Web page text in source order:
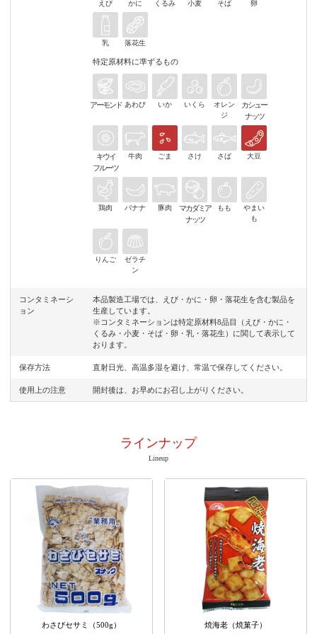
えび かに くるみ 小麦 そば 卵
乳 落花生
特定原材料に準ずるもの
アーモンド あわび いか いくら
オレン
ジ
カシュー
ナッツ
キウイ
フルーツ
牛肉 ごま さけ さば 大豆
鶏肉 バナナ 豚肉
マカダミア
ナッツ
もも
やまい
も
りんご
ゼラチ
ン
コンタミネーシ
ョン
本品製造工場では、えび・かに・卵・落花生を含む製品を
生産しています。
※コンタミネーションは特定原材料8品目（えび・かに・
くるみ・小麦・そば・卵・乳・落花生）に関して表示して
おります。
保存方法 直射日光、高温多湿を避け、常温で保存してください。
使用上の注意 開封後は、お早めにお召し上がりください。
ラインナップ
Lineup
わさびセサミ（500g） 焼海老（焼菓子）